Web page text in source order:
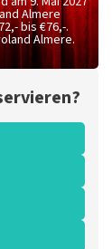
Almere
bis €76,-.
Almere.